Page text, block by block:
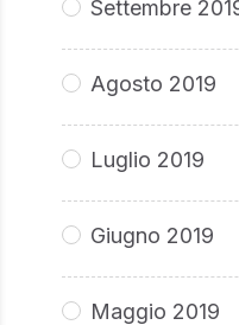
Settembre
Agosto 2019
Luglio 2019
Giugno 2019
Maggio 2019